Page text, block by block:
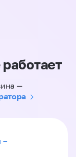
—
–